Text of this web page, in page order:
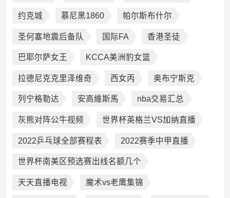
约克城 慕尼黑1860 帕尔斯布什尔
圣何塞地震后备队 国际FA 香港圣徒
巴耶尔萨女王 KCCA美洲豹女篮
拉德尼克克里泽维奇 西女丙 奥布宁斯克
列宁格勒达 安高維斯馬 nba交易汇总
灰熊对阵公牛视频 世界杯英格兰VS加纳直播
2022乒乓球全部赛程表 2022赛季中甲直播
世界杯南美区预选赛出线名额几个
天天直播电视 魔术vs老鹰集锦